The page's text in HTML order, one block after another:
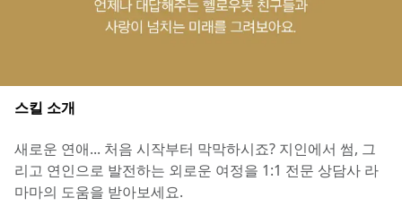
스킬 소개
새로운 연애... 처음 시작부터 막막하시죠? 지인에서 썸, 그
리고 연인으로 발전하는 외로운 여정을 1:1 전문 상담사 라
마마의 도움을 받아보세요.